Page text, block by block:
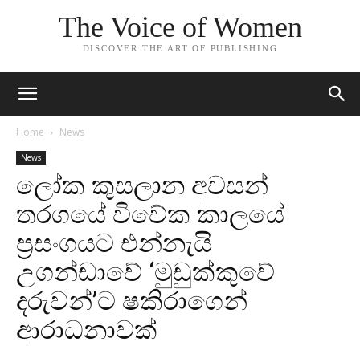
The Voice of Women
DISCOVER THE ART OF PUBLISHING
Home News
News
ලෝක කුසලාන අවසන්
තරගයේ විවේක කාලයේ
ප්‍රසංගයට එන්නැයි
උගන්ඩාවේ ‘මුඩුක්කුවේ
දරුවන්’ට ෂකිරාගෙන්
ආරාධනාවක්